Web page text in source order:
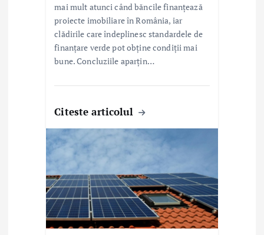
mai mult atunci când băncile finanțează
proiecte imobiliare în România, iar
clădirile care îndeplinesc standardele de
finanțare verde pot obține condiții mai
bune. Concluziile aparțin…
Citeste articolul